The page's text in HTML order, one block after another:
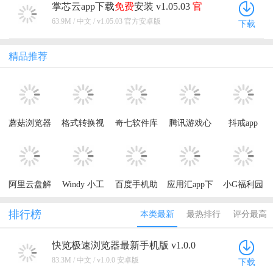
掌芯云app下载免费安装 v1.05.03 官
方安卓版
63.9M / 中文 / v1.05.03 官方安卓版 下载
精品推荐
蘑菇浏览器
免费安装
2023
格式转换视
版
奇七软件库
腾讯游戏心
安卓版
抖戒app
阿里云盘解
版
Windy 小工
百度手机助
安装最新版
2024
应用汇app下
小G福利园
排行榜 本类最新 最热排行 评分最高
快览极速浏览器最新手机版 v1.0.0
安卓版
83.3M / 中文 / v1.0.0 安卓版 下载